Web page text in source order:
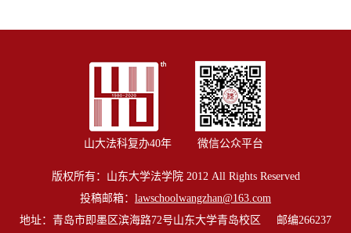
山大法科复办40年 微信公众平台
版权所有：山东大学法学院 2012 All Rights Reserved
投稿邮箱： lawschoolwangzhan@163.com
地址：青岛市即墨区滨海路72号山东大学青岛校区 邮编266237